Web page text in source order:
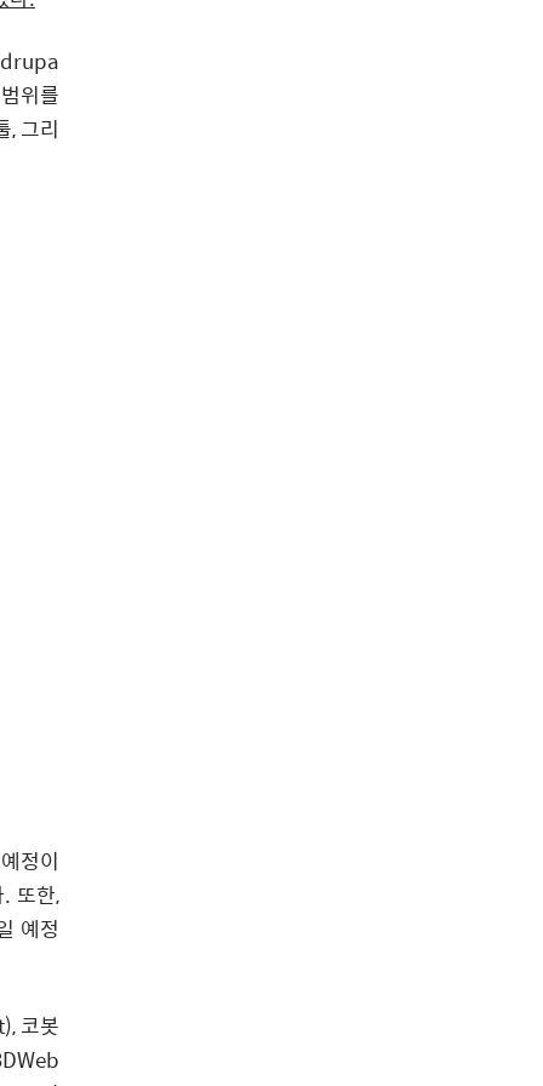
drupa
위를
, 그리
정이
또한,
예정
코봇